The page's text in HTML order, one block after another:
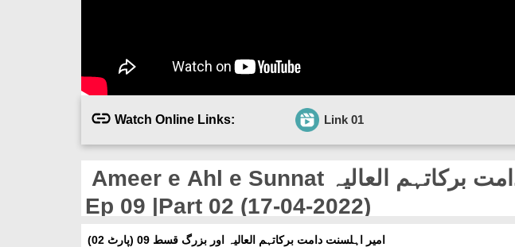
Watch Online Links: Link 01
Ameer e Ahl e Sunnat دامت برکاتہم العالیہ Aur Buzurg
Ep 09 |Part 02 (17-04-2022)
امیر اہلسنت دامت برکاتہم العالیہ اور بزرگ قسط 09 (پارٹ 02)